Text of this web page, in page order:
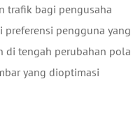
trafik bagi pengusaha
pengguna yang
di tengah perubahan pola
yang dioptimasi